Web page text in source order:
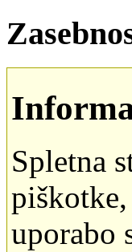
Spletna
uporabo